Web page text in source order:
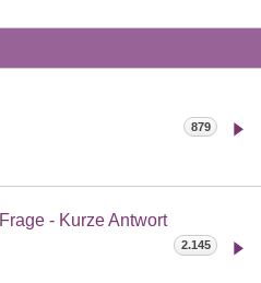
879
- Kurze Antwort
2.145